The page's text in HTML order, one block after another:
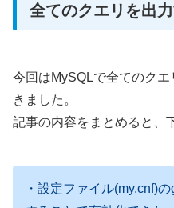
全てのクエリを出
今回はMySQLで全てのク
きました。
記事の内容をまとめると、
・設定ファイル(my.cnf)